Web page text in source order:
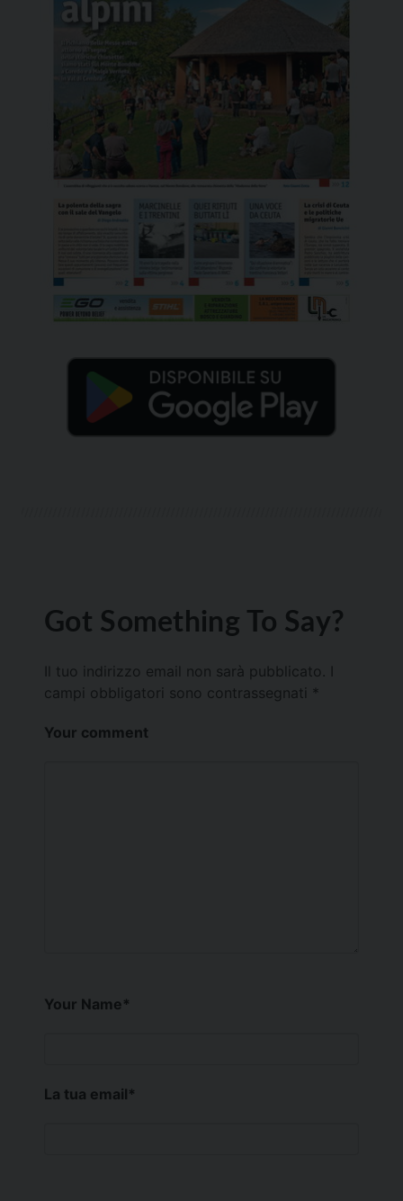
Got Something To Say?
Il tuo indirizzo email non sarà pubblicato.
campi obbligatori sono contrassegnati *
Your comment
Your Name*
La tua email*